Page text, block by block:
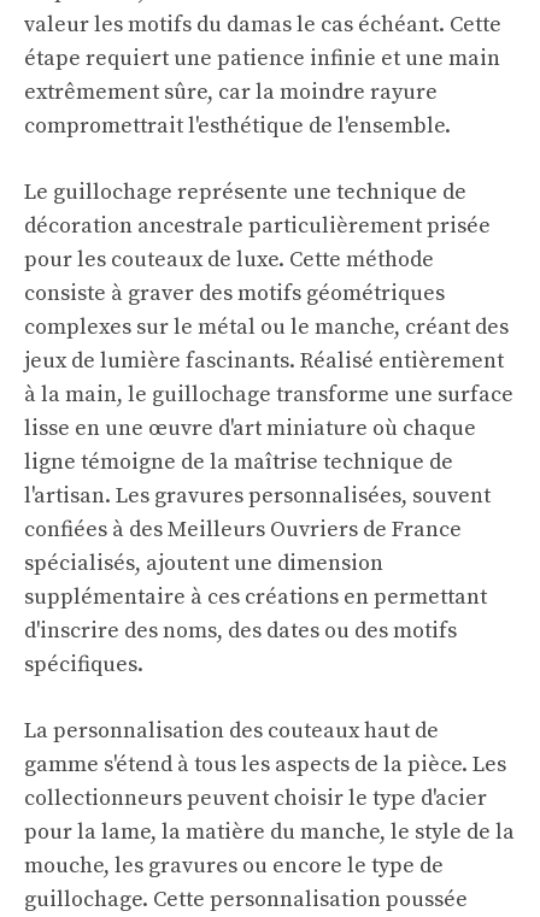
valeur les motifs du damas le cas échéant. Cette
étape requiert une patience infinie et une main
extrêmement sûre, car la moindre rayure
compromettrait l'esthétique de l'ensemble.
Le guillochage représente une technique de
décoration ancestrale particulièrement prisée
pour les couteaux de luxe. Cette méthode
consiste à graver des motifs géométriques
complexes sur le métal ou le manche, créant des
jeux de lumière fascinants. Réalisé entièrement
à la main, le guillochage transforme une surface
lisse en une œuvre d'art miniature où chaque
ligne témoigne de la maîtrise technique de
l'artisan. Les gravures personnalisées, souvent
confiées à des Meilleurs Ouvriers de France
spécialisés, ajoutent une dimension
supplémentaire à ces créations en permettant
d'inscrire des noms, des dates ou des motifs
spécifiques.
La personnalisation des couteaux haut de
gamme s'étend à tous les aspects de la pièce. Les
collectionneurs peuvent choisir le type d'acier
pour la lame, la matière du manche, le style de la
mouche, les gravures ou encore le type de
guillochage. Cette personnalisation poussée